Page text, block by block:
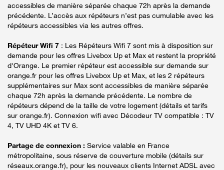
accessibles de manière séparée chaque 72h après la demande
précédente. L’accès aux répéteurs n’est pas cumulable avec les
répéteurs accessibles via les autres offres.
Répéteur Wifi 7 : Les Répéteurs Wifi 7 sont mis à disposition sur
demande pour les offres Livebox Up et Max et restent la propriété
d'Orange. Le premier répéteur est accessible sur demande sur
orange.fr pour les offres Livebox Up et Max, et les 2 répéteurs
supplémentaires sur Max sont accessibles de manière séparée
chaque 72h après la demande précédente. Le nombre de
répéteurs dépend de la taille de votre logement (détails et tarifs
sur orange.fr). Connexion wifi avec Décodeur TV compatible : TV
4, TV UHD 4K et TV 6.
Partage de connexion : Service valable en France
métropolitaine, sous réserve de couverture mobile (détails sur
réseaux.orange.fr), pour les nouveaux clients Internet ADSL avec